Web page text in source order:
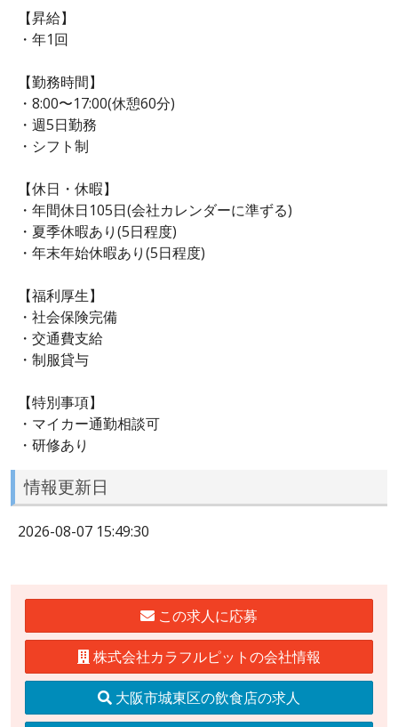
【昇給】
・年1回
【勤務時間】
・8:00〜17:00(休憩60分)
・週5日勤務
・シフト制
【休日・休暇】
・年間休日105日(会社カレンダーに準ずる)
・夏季休暇あり(5日程度)
・年末年始休暇あり(5日程度)
【福利厚生】
・社会保険完備
・交通費支給
・制服貸与
【特別事項】
・マイカー通勤相談可
・研修あり
情報更新日
2026-08-07 15:49:30
この求人に応募
株式会社カラフルピットの会社情報
大阪市城東区の飲食店の求人